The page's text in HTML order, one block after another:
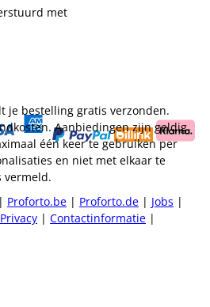
met
je bestelling gratis verzonden.
Aanbiedingen zijn geldig
één keer te gebruiken per
en niet met elkaar te
vermeld.
Proforto.be | Proforto.de | Jobs |
Privacy | Contactinformatie |